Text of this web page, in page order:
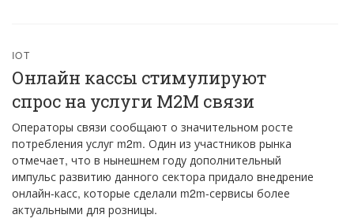
IOT
Онлайн кассы стимулируют
спрос на услуги М2М связи
Операторы связи сообщают о значительном росте
потребления услуг m2m. Один из участников рынка
отмечает, что в нынешнем году дополнительный
импульс развитию данного сектора придало внедрение
онлайн-касс, которые сделали m2m-сервисы более
актуальными для розницы.